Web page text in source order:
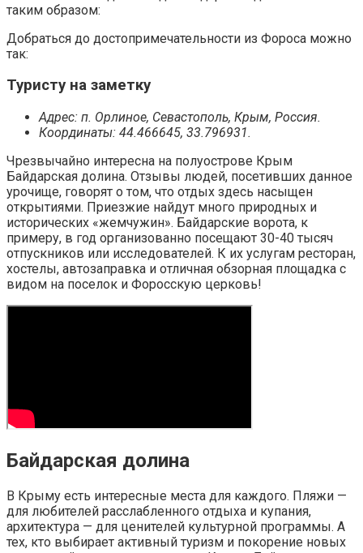
таким образом:
Добраться до достопримечательности из Фороса можно
так:
Туристу на заметку
Адрес: п. Орлиное, Севастополь, Крым, Россия.
Координаты: 44.466645, 33.796931.
Чрезвычайно интересна на полуострове Крым
Байдарская долина. Отзывы людей, посетивших данное
урочище, говорят о том, что отдых здесь насыщен
открытиями. Приезжие найдут много природных и
исторических «жемчужин». Байдарские ворота, к
примеру, в год организованно посещают 30-40 тысяч
отпускников или исследователей. К их услугам ресторан,
хостелы, автозаправка и отличная обзорная площадка с
видом на поселок и Форосскую церковь!
Байдарская долина
В Крыму есть интересные места для каждого. Пляжи —
для любителей расслабленного отдыха и купания,
архитектура — для ценителей культурной программы. А
тех, кто выбирает активный туризм и покорение новых